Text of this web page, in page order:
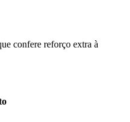
confere reforço extra à